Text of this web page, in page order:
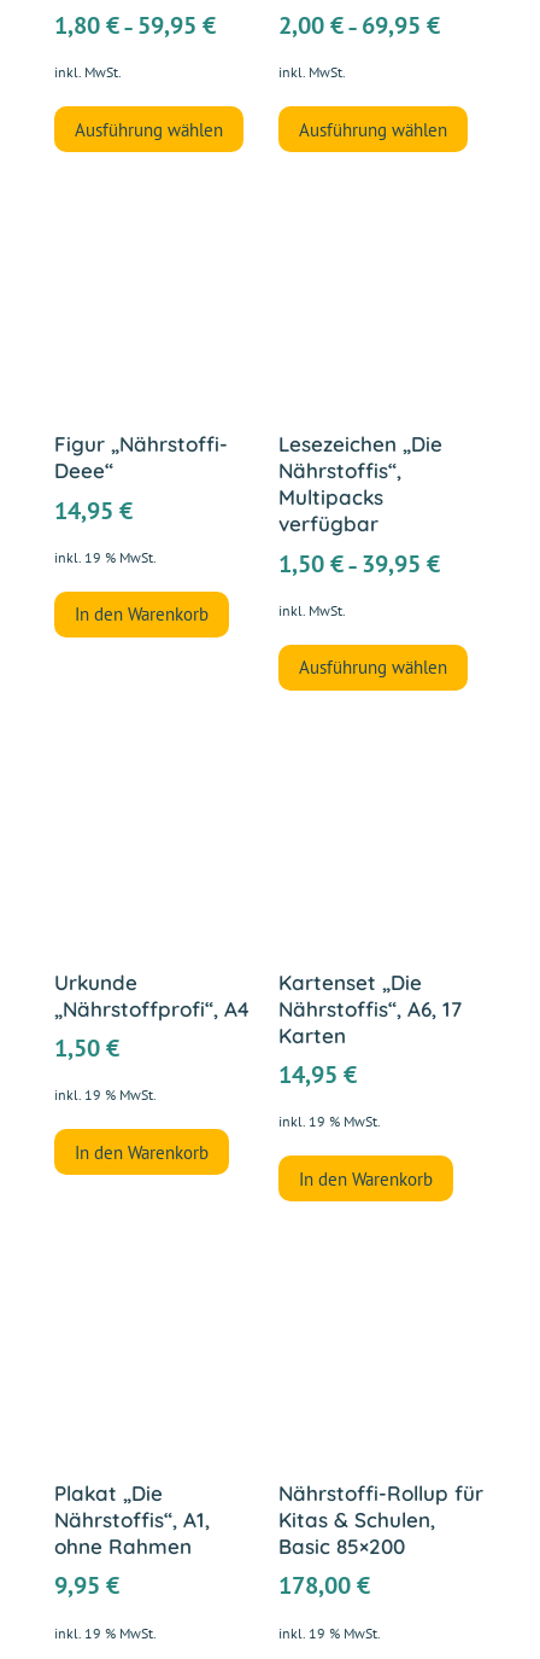
1,80€– 59,95 €
inkl. MwSt.
Ausführung wählen
Dieses
Produkt
Produktseite
gewählt
werden
2,00€ – 69,95€
inkl. MwSt.
Ausführung wählen
Produkt
Figur „Nährstoffi-
Deee“
14,95 €
inkl. 19 % MwSt.
In den Warenkorb
Lesezeichen „Die
Nährstoffis“,
Multipacks
verfügbar
1,50€ – 39,95€
inkl. MwSt.
Ausführung wählen
Produkt
Urkunde
„Nährstoffprofi“, A4
1,50€
inkl. 19 % MwSt.
In den Warenkorb
Kartenset „Die
Nährstoffis“, A6, 17
Karten
14,95€
inkl. 19 % MwSt.
In den Warenkorb
Plakat „Die
Nährstoffis“, A1,
ohne Rahmen
9,95 €
inkl. 19 % MwSt.
Nährstoffi-Rollup für
Kitas & Schulen,
Basic 85×200
178,00€
inkl. 19 % MwSt.